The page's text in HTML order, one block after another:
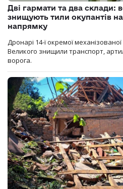
Дві гармати та два склади:
знищують тили окупантів
напрямку
Дронарі 14-ї окремої
Великого знищили транспорт,
ворога.